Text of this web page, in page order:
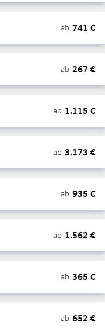
ab 741 €
ab 267 €
ab 1.115 €
ab 3.173 €
ab 935 €
ab 1.562 €
ab 365 €
ab 652 €